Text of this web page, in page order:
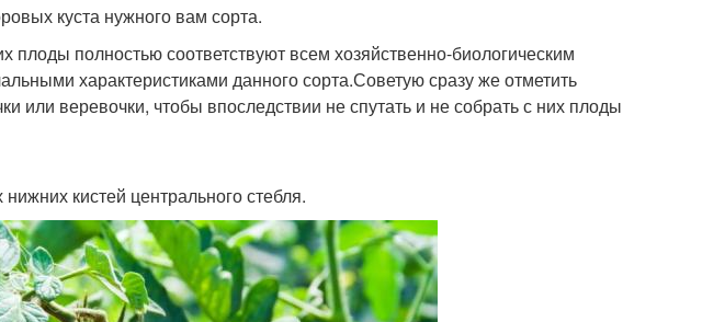
куста нужного вам сорта.
плоды полностью соответствуют всем хозяйственно-биологическим
характеристиками данного сорта.Советую сразу же отметить
или веревочки, чтобы впоследствии не спутать и не собрать с них плоды
кистей центрального стебля.